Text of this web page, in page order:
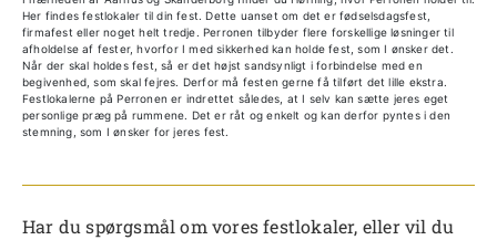
Her findes festlokaler til din fest. Dette uanset om det er fødselsdagsfest,
firmafest eller noget helt tredje. Perronen tilbyder flere forskellige løsninger til
afholdelse af fester, hvorfor I med sikkerhed kan holde fest, som I ønsker det.
Når der skal holdes fest, så er det højst sandsynligt i forbindelse med en
begivenhed, som skal fejres. Derfor må festen gerne få tilført det lille ekstra.
Festlokalerne på Perronen er indrettet således, at I selv kan sætte jeres eget
personlige præg på rummene. Det er råt og enkelt og kan derfor pyntes i den
stemning, som I ønsker for jeres fest.
Har du spørgsmål om vores festlokaler, eller vil du